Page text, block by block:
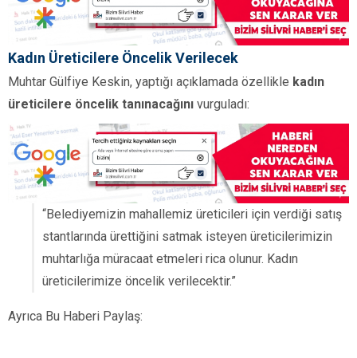
Kadın Üreticilere Öncelik Verilecek
Muhtar Gülfiye Keskin, yaptığı açıklamada özellikle kadın
üreticilere öncelik tanınacağını vurguladı:
“Belediyemizin mahallemiz üreticileri için verdiği satış
stantlarında ürettiğini satmak isteyen üreticilerimizin
muhtarlığa müracaat etmeleri rica olunur. Kadın
üreticilerimize öncelik verilecektir.”
Ayrıca Bu Haberi Paylaş: